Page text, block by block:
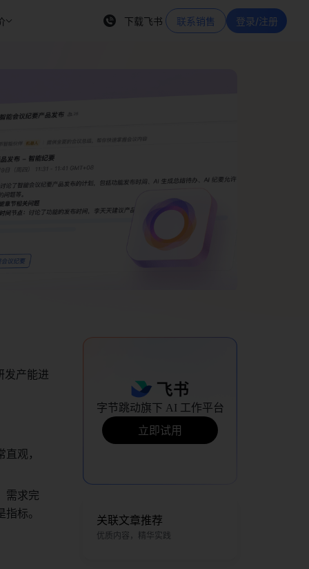
下载飞书 联系销售 登录/注册
发产能进
观，
需求完
指标。
字节跳动旗下 AI 工作平台
立即试用
关联文章推荐
优质内容，精华实践